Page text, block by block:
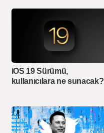
iOS 19 Sürümü,
kullanıcılara ne sunacak?